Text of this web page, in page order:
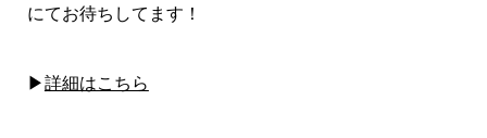
にてお待ちしてます！
▶詳細はこちら